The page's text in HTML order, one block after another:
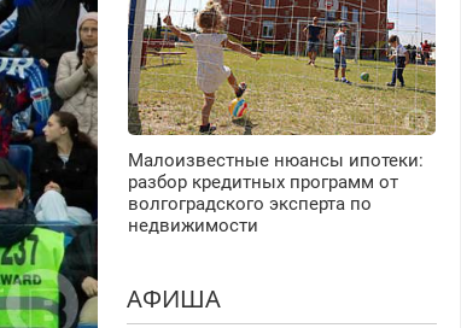
Малоизвестные нюансы ипотеки:
разбор кредитных программ от
волгоградского эксперта по
недвижимости
АФИША